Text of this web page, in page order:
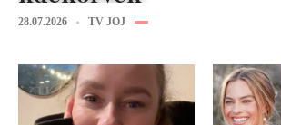
28.07.2026 TV JOJ